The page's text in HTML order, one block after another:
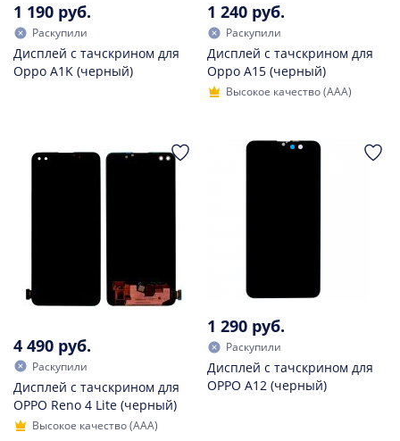
1 190 руб.
Раскупили
Дисплей с тачскрином для
Oppo A1K (черный)
1 240 руб.
Раскупили
Дисплей с тачскрином для
Oppo A15 (черный)
Высокое качество (AAA)
4 490 руб.
Раскупили
Дисплей с тачскрином для
OPPO Reno 4 Lite (черный)
Высокое качество (AAA)
1 290 руб.
Раскупили
Дисплей с тачскрином для
OPPO A12 (черный)